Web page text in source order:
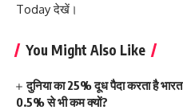
Todayदेखें।
You Might Also Like
दुनिया का 25% दूध पैदा करता है
0.5% से भी कम क्यों?